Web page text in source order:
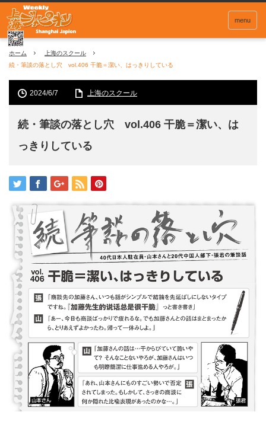
menu
ホーム
上海のスクール
続・筆談の落とし穴 vol.406 干脆＝潔い、はっきりしている
2024/6/7 上海のスクール
続・筆談の落とし穴 vol.406 干脆＝潔い、は
っきりしている